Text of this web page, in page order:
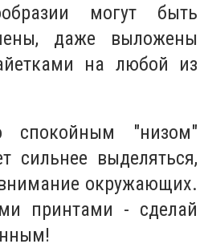
могут быть
даже выложены
на любой из
спокойным "низом"
сильнее выделяться,
окружающих.
принтами - сделай